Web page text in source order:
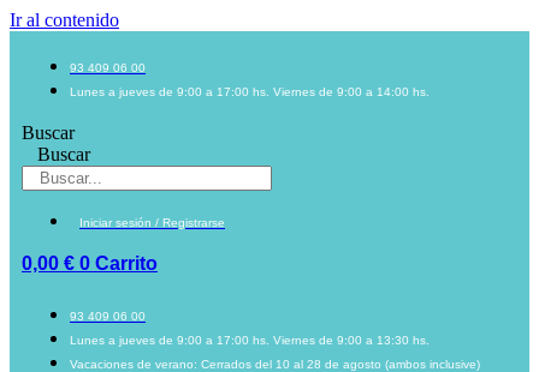
Ir al contenido
93 409 06 00
Lunes a jueves de 9:00 a 17:00 hs. Viernes de 9:00 a 14:00 hs.
Buscar
Buscar
Iniciar sesión / Registrarse
0,00 € 0 Carrito
93 409 06 00
Lunes a jueves de 9:00 a 17:00 hs. Viernes de 9:00 a 13:30 hs.
Vacaciones de verano: Cerrados del 10 al 28 de agosto (ambos inclusive)